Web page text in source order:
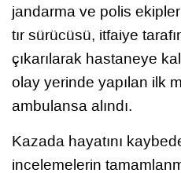
jandarma ve polis
tır sürücüsü, itfaiye
çıkarılarak hastaneye
olay yerinde yapılan ilk
ambulansa alındı.
Kazada hayatını
incelemelerin